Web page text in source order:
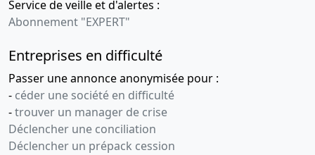
Service de veille et d'alertes :
Abonnement "EXPERT"
Entreprises en difficulté
Passer une annonce anonymisée pour :
- céder une société en difficulté
-trouver un manager de crise
Déclencher une conciliation
Déclencher un prépack cession